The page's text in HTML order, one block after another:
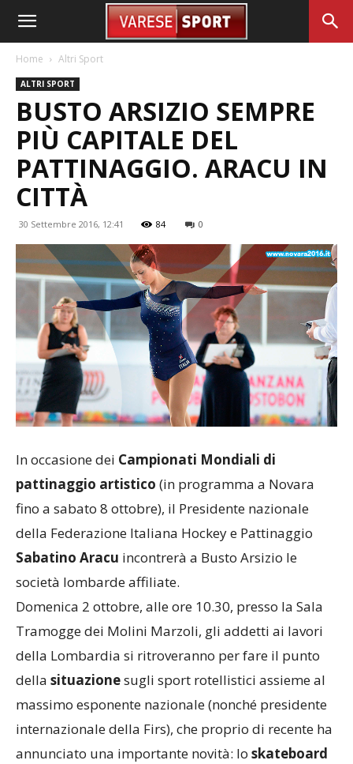
Home Altri Sport
ALTRI SPORT
BUSTO ARSIZIO SEMPRE
PIÙ CAPITALE DEL
PATTINAGGIO. ARACU IN
CITTÀ
30 Settembre 2016, 12:41 84 0
In occasione dei Campionati Mondiali di
pattinaggio artistico (in programma a Novara
fino a sabato 8 ottobre), il Presidente nazionale
della Federazione Italiana Hockey e Pattinaggio
Sabatino Aracu incontrerà a Busto Arsizio le
società lombarde affiliate.
Domenica 2 ottobre, alle ore 10.30, presso la Sala
Tramogge dei Molini Marzoli, gli addetti ai lavori
della Lombardia si ritroveranno per fare il punto
della situazionesugli sport rotellistici assieme al
massimo esponente nazionale (nonché presidente
internazionale della Firs), che proprio di recente ha
annunciato una importante novità: lo skateboard